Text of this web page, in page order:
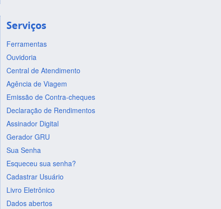
Serviços
Ferramentas
Ouvidoria
Central de Atendimento
Agência de Viagem
Emissão de Contra-cheques
Declaração de Rendimentos
Assinador Digital
Gerador GRU
Sua Senha
Esqueceu sua senha?
Cadastrar Usuário
Livro Eletrônico
Dados abertos